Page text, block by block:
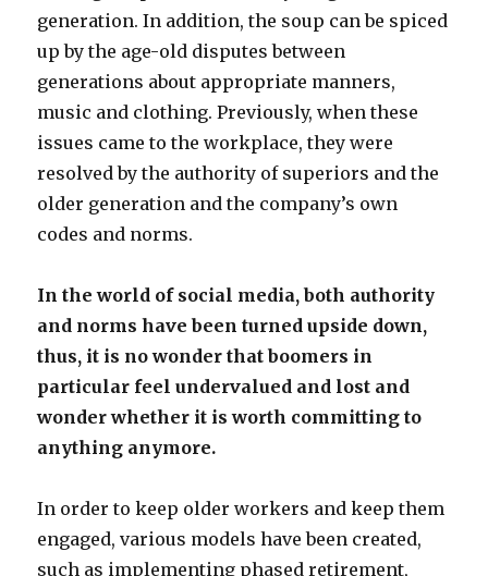
generation. In addition, the soup can be spiced
up by the age-old disputes between
generations about appropriate manners,
music and clothing. Previously, when these
issues came to the workplace, they were
resolved by the authority of superiors and the
older generation and the company’s own
codes and norms.
In the world of social media, both authority
and norms have been turned upside down,
thus, it is no wonder that boomers in
particular feel undervalued and lost and
wonder whether it is worth committing to
anything anymore.
In order to keep older workers and keep them
engaged, various models have been created,
such as implementing phased retirement,